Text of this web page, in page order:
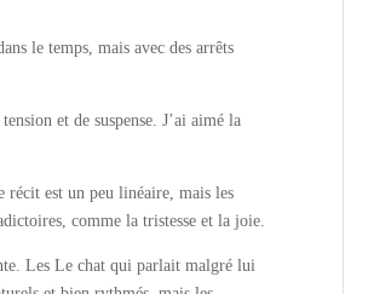
le temps, mais avec des arrêts
et de suspense. J’ai aimé la
récit est un peu linéaire, mais les
comme la tristesse et la joie.
Les Le chat qui parlait malgré lui